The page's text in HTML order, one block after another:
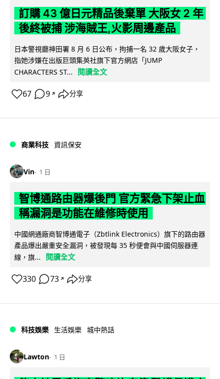
訂購 43 億日元精品後棄單 大阪女 2 年
後終被捕 涉海賊王,火影周邊產品
日本警視廳神田署 8 月 6 日公布，拘捕一名 32 歲大阪女子，
指她涉嫌在出版巨頭集英社旗下官方網店「JUMP
CHARACTERS ST...
閱讀全文
67 9 ↗ 分享
商業科技 資訊保安
Vin 1 日
智博通路由器爆後門 官方緊急下架止血
稱漏洞是功能在維修時使用
中國網通廠商智博通電子（Zbtlink Electronics）旗下的路由器
產品爆出嚴重安全漏洞，被發現每 35 秒便會與中國伺服器連
線，旗...
閱讀全文
330 73 ↗ 分享
科技娛樂 生活娛樂 城中熱話
Lawton 1 日